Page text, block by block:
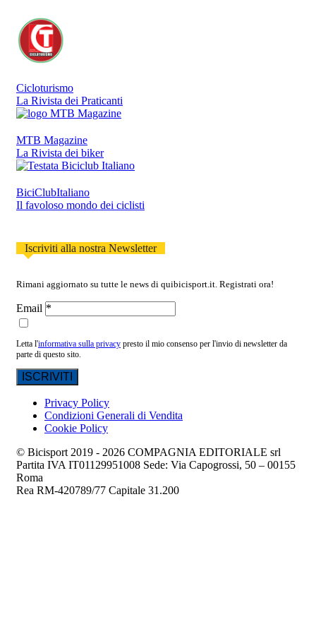
Cicloturismo
La Rivista dei Praticanti
MTB Magazine
La Rivista dei biker
BiciClubItaliano
Il favoloso mondo dei ciclisti
Iscriviti alla nostra Newsletter
Rimani aggiornato su tutte le news di quibicisport.it. Registrati ora!
Email
Letta l'informativa sulla privacy presto il mio consenso per l'invio di newsletter da
parte di questo sito.
Privacy Policy
Condizioni Generali di Vendita
Cookie Policy
© Bicisport 2019 - 2026 COMPAGNIA EDITORIALE srl
Partita IVA IT01129951008 Sede: Via Capogrossi, 50 – 00155
Roma
Rea RM-420789/77 Capitale 31.200